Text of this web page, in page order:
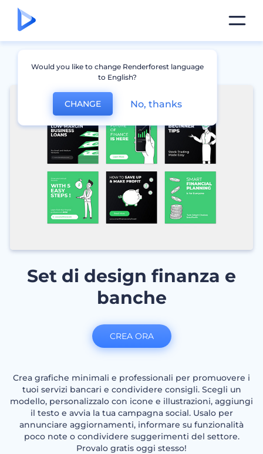
Set di design finanza e
banche
Crea grafiche minimali e professionali per promuovere i
tuoi servizi bancari e condividere consigli. Scegli un
modello, personalizzalo con icone e illustrazioni, aggiungi
il testo e avvia la tua campagna social. Usalo per
annunciare aggiornamenti, informare su funzionalità
poco note o condividere suggerimenti del settore.
Provalo gratis oggi stesso!
CREA ORA
Would you like to change Renderforest language
to English?
CHANGE No, thanks